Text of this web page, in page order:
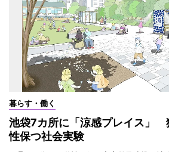
暮らす・働く
池袋7カ所に「涼感プレイス」
性保つ社会実験